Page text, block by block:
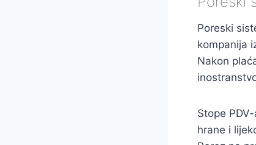
Poreski
kompanija
Nakon
Stope
hrane i